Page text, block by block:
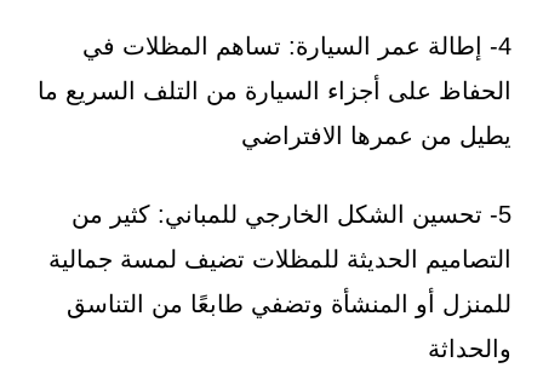
4- إطالة عمر السيارة: تساهم المظلات في
الحفاظ على أجزاء السيارة من التلف السريع ما
يطيل من عمرها الافتراضي
5- تحسين الشكل الخارجي للمباني: كثير من
التصاميم الحديثة للمظلات تضيف لمسة جمالية
للمنزل أو المنشأة وتضفي طابعًا من التناسق
والحداثة